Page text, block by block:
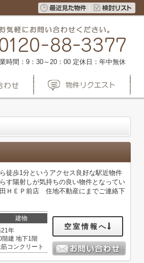
時間：9：30～20：00 定休日：年中無休
徒歩1分というアクセス良好な駅近物件
す陽射しが気持ちの良い物件となってい
ＨＥＰ前店 住地不動産にまでご連絡下
建物
21年
階建 地下1階
コンクリート
空室情報へ